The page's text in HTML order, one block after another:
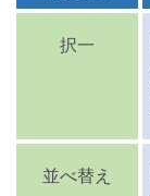
択一
並べ替え